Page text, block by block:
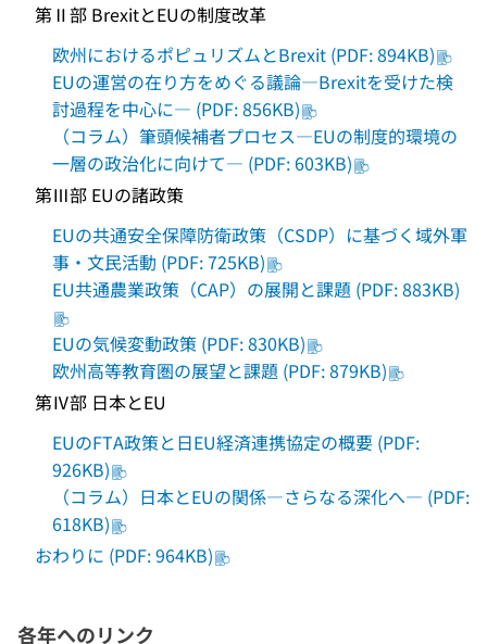
第Ⅱ部 BrexitとEUの制度改革
欧州におけるポピュリズムとBrexit (PDF: 894KB)
EUの運営の在り方をめぐる議論―Brexitを受けた検
討過程を中心に― (PDF: 856KB)
（コラム）筆頭候補者プロセス―EUの制度的環境の
一層の政治化に向けて― (PDF: 603KB)
第Ⅲ部 EUの諸政策
EUの共通安全保障防衛政策（CSDP）に基づく域外軍
事・文民活動 (PDF: 725KB)
EU共通農業政策（CAP）の展開と課題 (PDF: 883KB)
EUの気候変動政策 (PDF: 830KB)
欧州高等教育圏の展望と課題 (PDF: 879KB)
第Ⅳ部 日本とEU
EUのFTA政策と日EU経済連携協定の概要 (PDF:
926KB)
（コラム）日本とEUの関係―さらなる深化へ― (PDF:
618KB)
おわりに (PDF: 964KB)
各年へのリンク